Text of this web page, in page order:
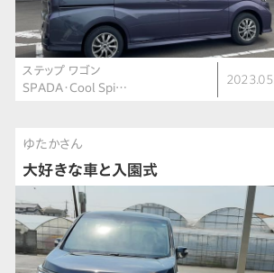
ステップ ワゴン
SPADA・Cool Spi…
ゆたかさん
大好きな車と入園式